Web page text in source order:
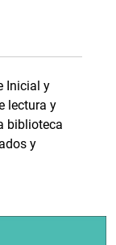
Inicial y
lectura y
biblioteca
y